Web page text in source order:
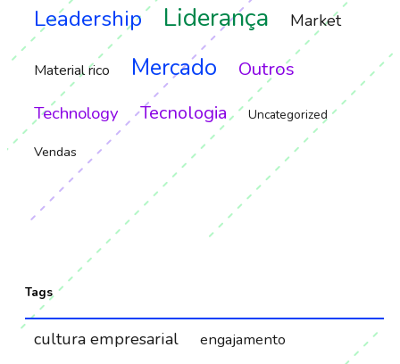
Leadership Liderança Market
Material rico Mercado Outros
Technology Tecnologia Uncategorized
Vendas
Tags
cultura empresarial engajamento